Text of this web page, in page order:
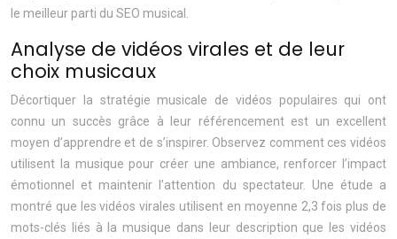
le meilleur parti du SEO musical.
Analyse de vidéos virales et de leur
choix musicaux
Décortiquer la stratégie musicale de vidéos populaires qui ont
connu un succès grâce à leur référencement est un excellent
moyen d’apprendre et de s’inspirer. Observez comment ces vidéos
utilisent la musique pour créer une ambiance, renforcer l’impact
émotionnel et maintenir l’attention du spectateur. Une étude a
montré que les vidéos virales utilisent en moyenne 2,3 fois plus de
mots-clés liés à la musique dans leur description que les vidéos